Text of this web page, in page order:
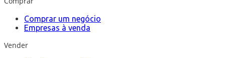
Comprar um negócio
Empresas à venda
Vender